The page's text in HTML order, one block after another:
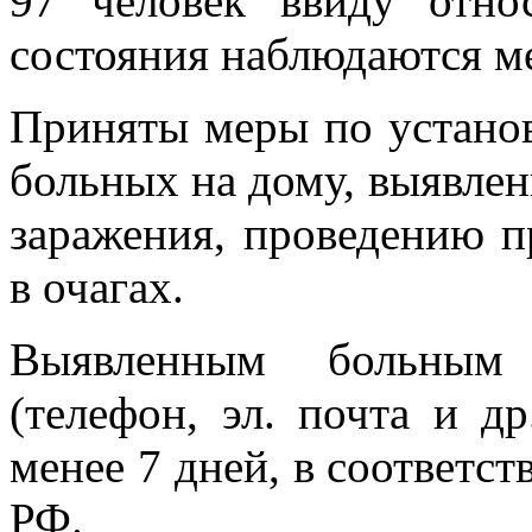
состояния наблюдаются
Приняты меры по
больных на дому,
заражения, проведению
в очагах.
Выявленным больным
(телефон, эл. почта и
менее 7 дней, в
РФ.